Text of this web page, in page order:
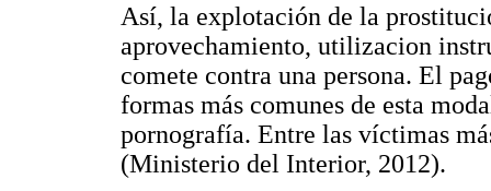
Así, la explotación de la
aprovechamiento, utilizacion
comete contra una persona. El
formas más comunes de esta
pornografía. Entre las víctimas
(Ministerio del Interior, 2012).